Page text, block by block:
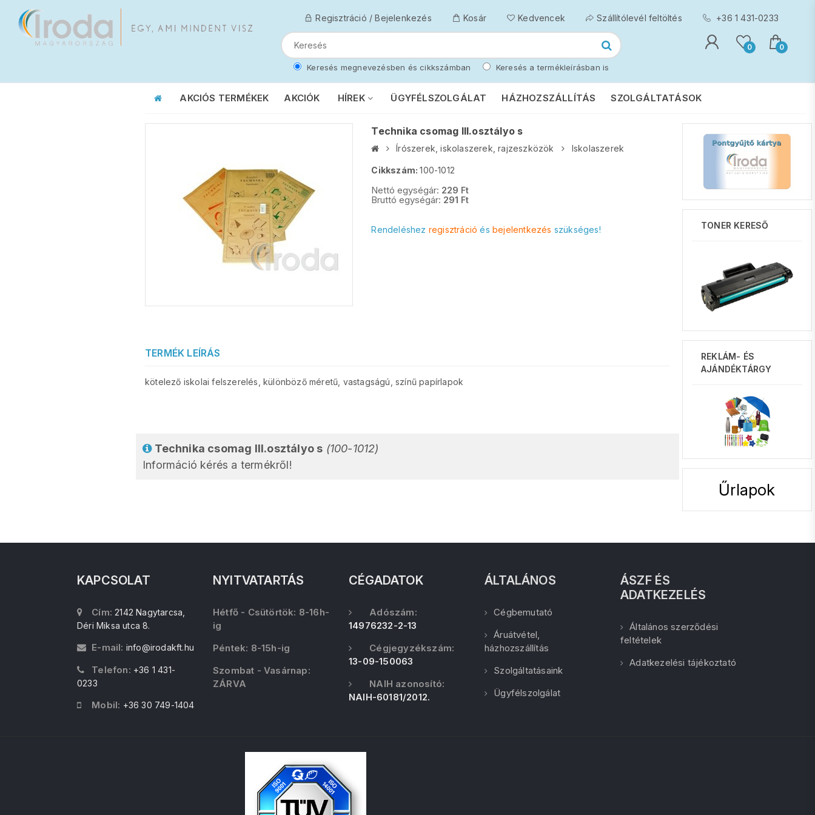
Regisztráció / Bejelenkezés Kosár Kedvencek Szállítólevél feltöltés +36 1 431-0233
Keresés megnevezésben és cikkszámban Keresés a termékleírásban is
0 0
AKCIÓS TERMÉKEK AKCIÓK HÍREK ÜGYFÉLSZOLGÁLAT HÁZHOZSZÁLLÍTÁS SZOLGÁLTATÁSOK
Technika csomag III.osztályo s
Írószerek, iskolaszerek, rajzeszközök Iskolaszerek
Cikkszám:100-1012
Nettó egységár: 229 Ft
Bruttó egységár: 291 Ft
Rendeléshez regisztráció és bejelentkezés szükséges!
TERMÉK LEÍRÁS
kötelező iskolai felszerelés, különböző méretű, vastagságú, színű papírlapok
Technika csomag III.osztályo s (100-1012)
Információ kérés a termékről!
TONER KERESŐ
REKLÁM- ÉS
AJÁNDÉKTÁRGY
Űrlapok
KAPCSOLAT
Cím: 2142 Nagytarcsa,
Déri Miksa utca 8.
E-mail: info@irodakft.hu
Telefon: +36 1 431-
0233
Mobil: +36 30 749-1404
NYITVATARTÁS
Hétfő - Csütörtök: 8-16h-
ig
Péntek: 8-15h-ig
Szombat - Vasárnap:
ZÁRVA
CÉGADATOK
Adószám:
14976232-2-13
Cégjegyzékszám:
13-09-150063
NAIH azonosító:
NAIH-60181/2012.
ÁLTALÁNOS
Cégbemutató
Áruátvétel,
házhozszállítás
Szolgáltatásaink
Ügyfélszolgálat
ÁSZF ÉS
ADATKEZELÉS
Általános szerződési
feltételek
Adatkezelési tájékoztató